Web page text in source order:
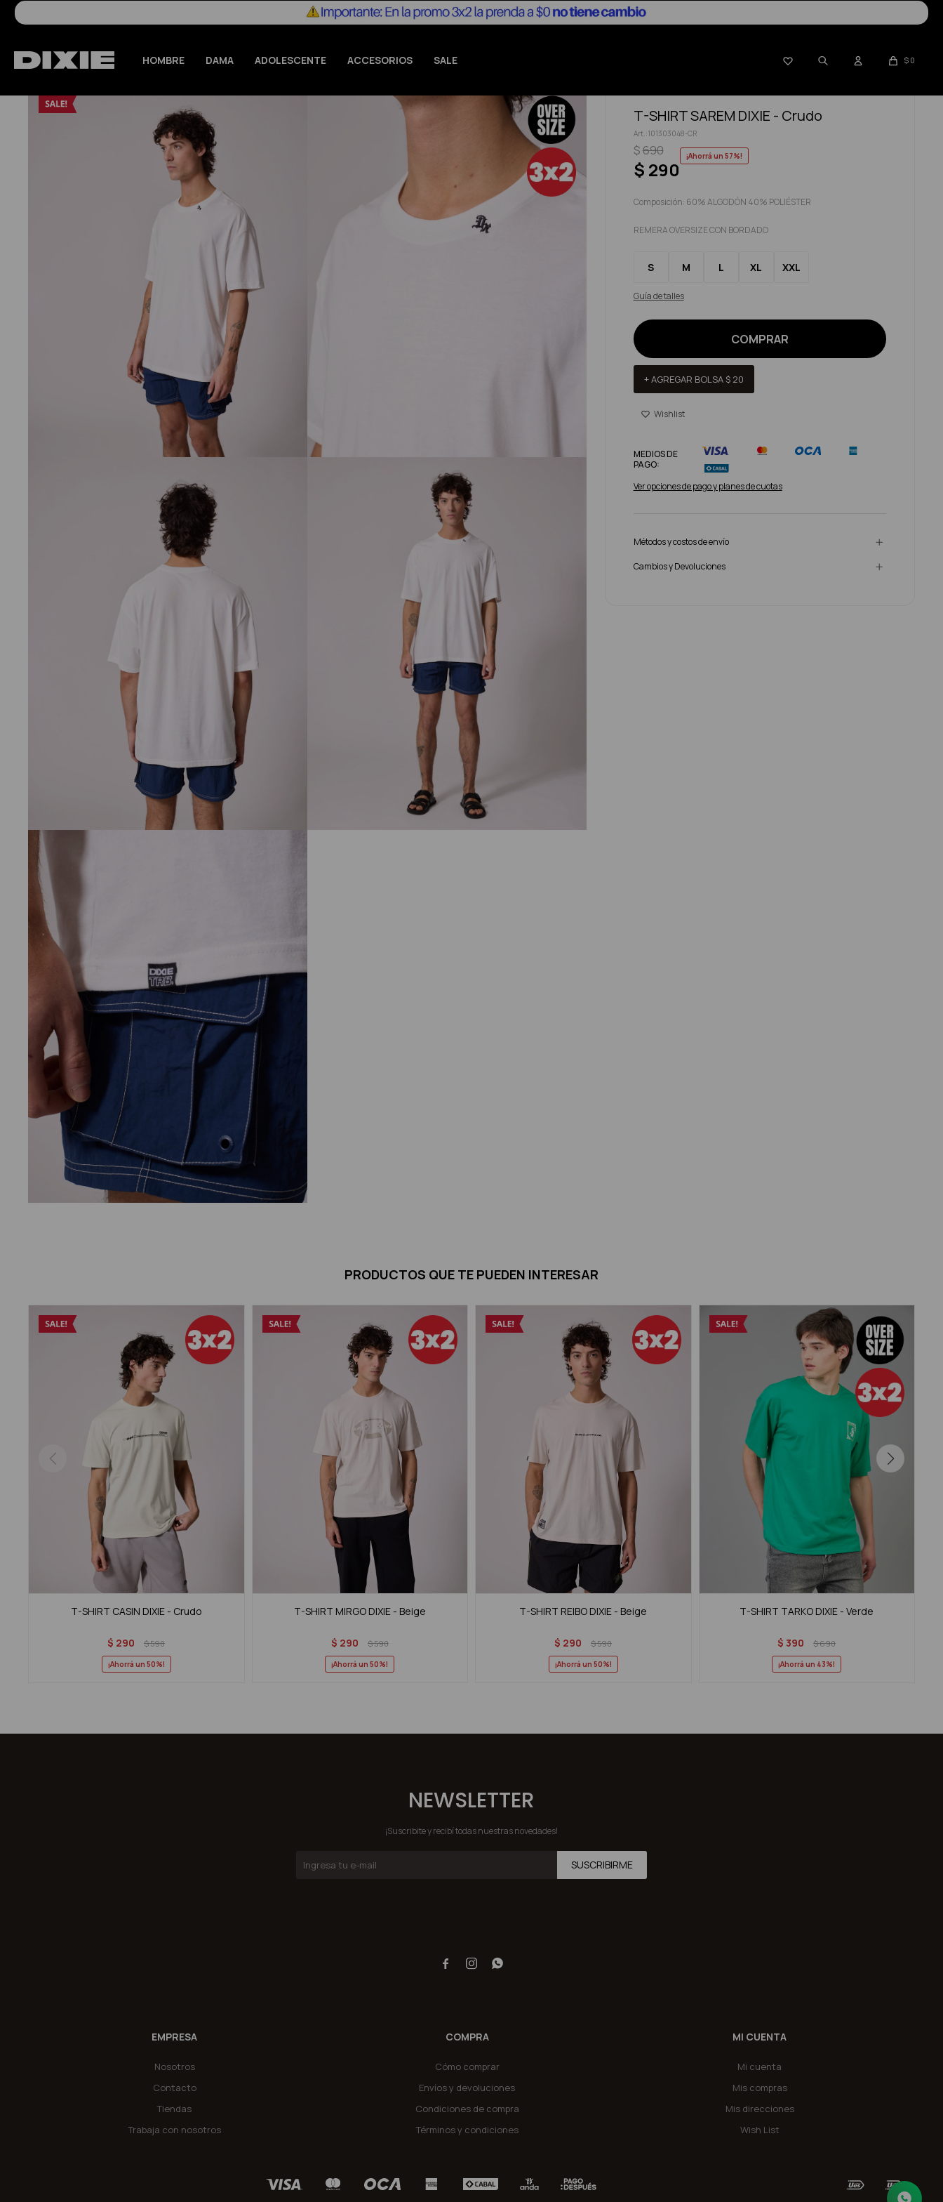
HOMBRE DAMA ADOLESCENTE ACCESORIOS SALE  $ 0
T-SHIRT SAREM DIXIE - Crudo
101303048-CR
$ 290
$690 57
Composición: 60% ALGODÓN 40% POLIÉSTER
REMERA OVERSIZE CON BORDADO
S M L XL XXL
Guía de talles
COMPRAR
+ AGREGAR BOLSA$ 20
MEDIOS DE
PAGO:
Ver opciones de pago y planes de cuotas
Métodos y costos de envío
Cambios y Devoluciones
PRODUCTOS QUE TE PUEDEN INTERESAR
T-SHIRT CASIN DIXIE - Crudo
$ 290 $590
50
T-SHIRT MIRGO DIXIE - Beige
$ 290 $590
50
T-SHIRT REIBO DIXIE - Beige
$ 290 $590
50
T-SHIRT TARKO DIXIE - Verde
$ 390 $690
43
EMPRESA
Nosotros
Contacto
Tiendas
Trabaja con nosotros
COMPRA
Cómo comprar
Envíos y devoluciones
Condiciones de compra
Términos y condiciones
MI CUENTA
Mi cuenta
Mis compras
Mis direcciones
Wish List
NEWSLETTER
¡Suscribite y recibí todas nuestras novedades!
SUSCRIBIRME
  